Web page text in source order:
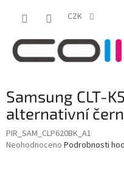
CZK
Samsung CLT-
alternativní
PIR_SAM_CLP620BK_A1
Průměrné
Neohodnoceno Podrobnosti